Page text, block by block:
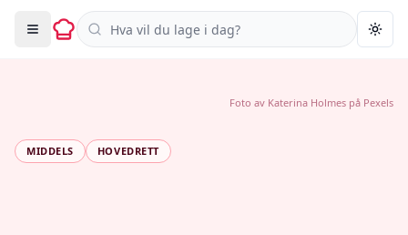
Søk i oppskrifter
MIDDELS HOVEDRETT
Foto av Katerina Holmes på Pexels